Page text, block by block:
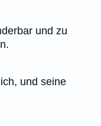
und zu
und seine